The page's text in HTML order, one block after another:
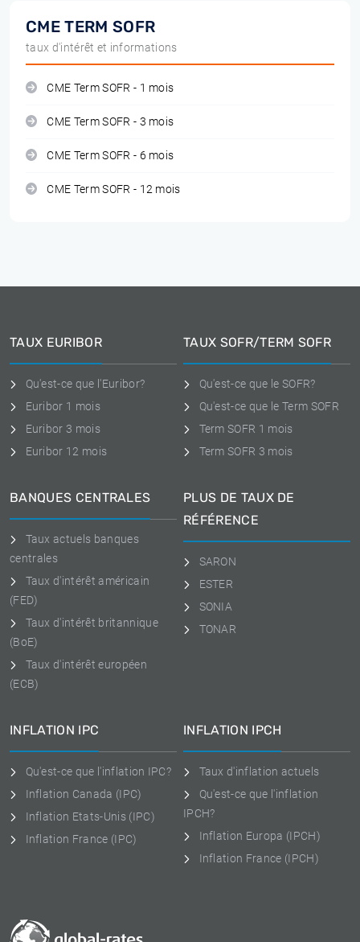
CME TERM SOFR
taux d'intérêt et informations
CME Term SOFR - 1 mois
CME Term SOFR - 3 mois
CME Term SOFR - 6 mois
CME Term SOFR - 12 mois
TAUX EURIBOR
Qu'est-ce que l'Euribor?
Euribor 1 mois
Euribor 3 mois
Euribor 12 mois
TAUX SOFR/TERM SOFR
Qu'est-ce que le SOFR?
Qu'est-ce que le Term SOFR
Term SOFR 1 mois
Term SOFR 3 mois
BANQUES CENTRALES
Taux actuels banques
centrales
Taux d'intérêt américain
(FED)
Taux d'intérêt britannique
(BoE)
Taux d'intérêt européen
(ECB)
PLUS DE TAUX DE
RÉFÉRENCE
SARON
ESTER
SONIA
TONAR
INFLATION IPC
Qu'est-ce que l'inflation IPC?
Inflation Canada (IPC)
Inflation Etats-Unis (IPC)
Inflation France (IPC)
INFLATION IPCH
Taux d'inflation actuels
Qu'est-ce que l'inflation
IPCH?
Inflation Europa (IPCH)
Inflation France (IPCH)